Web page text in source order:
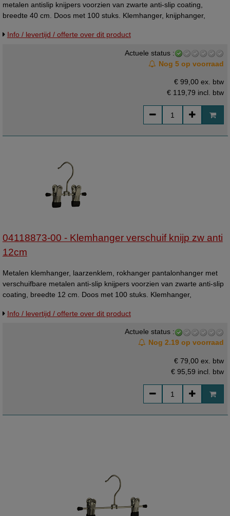
metalen antislip knijpers voorzien van zwarte anti-slip coating,
breedte 40 cm. Doos met 100 stuks. Klemhanger, knijphanger,
400mm.
Info / levertijd / offerte over dit product
Actuele status :
Nog 5 op voorraad
€ 99,00 ex. btw
€ 119,79 incl. btw
04118873-00 - Klemhanger verschuif knijp zw anti
12cm
Metalen klemhanger, laarzenklem, rokhanger pantalonhanger met
verschuifbare metalen anti-slip knijpers voorzien van zwarte anti-slip
coating, breedte 12 cm. Doos met 100 stuks. Klemhanger,
Info / levertijd / offerte over dit product
Actuele status :
Nog 2.19 op voorraad
€ 79,00 ex. btw
€ 95,59 incl. btw